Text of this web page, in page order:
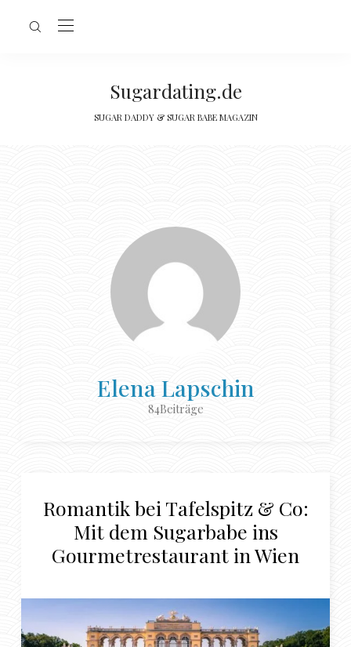
Sugardating.de
SUGAR DADDY & SUGAR BABE MAGAZIN
Elena Lapschin
84Beiträge
Romantik bei Tafelspitz & Co:
Mit dem Sugarbabe ins
Gourmetrestaurant in Wien